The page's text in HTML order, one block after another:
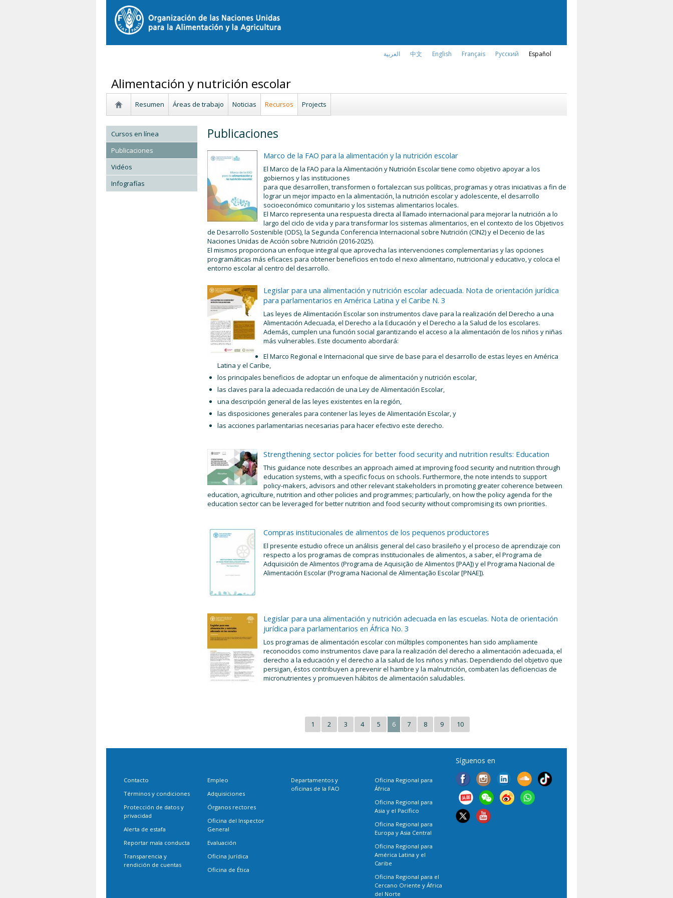
العربية 中文 English Français Русский Español
Alimentación y nutrición escolar
Resumen Áreas de trabajo Noticias Recursos Projects
Cursos en línea
Publicaciones
Vidéos
Infografías
Publicaciones
Marco de la FAO para la alimentación y la nutrición escolar
El Marco de la FAO para la Alimentación y Nutrición Escolar tiene como objetivo apoyar a los
gobiernos y las instituciones
para que desarrollen, transformen o fortalezcan sus políticas, programas y otras iniciativas a fin de
lograr un mejor impacto en la alimentación, la nutrición escolar y adolescente, el desarrollo
socioeconómico comunitario y los sistemas alimentarios locales.
El Marco representa una respuesta directa al llamado internacional para mejorar la nutrición a lo
largo del ciclo de vida y para transformar los sistemas alimentarios, en el contexto de los Objetivos
de Desarrollo Sostenible (ODS), la Segunda Conferencia Internacional sobre Nutrición (CIN2) y el Decenio de las
Naciones Unidas de Acción sobre Nutrición (2016-2025).
El mismos proporciona un enfoque integral que aprovecha las intervenciones complementarias y las opciones
programáticas más eficaces para obtener beneficios en todo el nexo alimentario, nutricional y educativo, y coloca el
entorno escolar al centro del desarrollo.
Legislar para una alimentación y nutrición escolar adecuada. Nota de orientación jurídica
para parlamentarios en América Latina y el Caribe N. 3
Las leyes de Alimentación Escolar son instrumentos clave para la realización del Derecho a una
Alimentación Adecuada, el Derecho a la Educación y el Derecho a la Salud de los escolares.
Además, cumplen una función social garantizando el acceso a la alimentación de los niños y niñas
más vulnerables. Este documento abordará:
El Marco Regional e Internacional que sirve de base para el desarrollo de estas leyes en América
Latina y el Caribe,
los principales beneficios de adoptar un enfoque de alimentación y nutrición escolar,
las claves para la adecuada redacción de una Ley de Alimentación Escolar,
una descripción general de las leyes existentes en la región,
las disposiciones generales para contener las leyes de Alimentación Escolar, y
las acciones parlamentarias necesarias para hacer efectivo este derecho.
Strengthening sector policies for better food security and nutrition results: Education
This guidance note describes an approach aimed at improving food security and nutrition through
education systems, with a specific focus on schools. Furthermore, the note intends to support
policy-makers, advisors and other relevant stakeholders in promoting greater coherence between
education, agriculture, nutrition and other policies and programmes; particularly, on how the policy agenda for the
education sector can be leveraged for better nutrition and food security without compromising its own priorities.
Compras institucionales de alimentos de los pequenos productores
El presente estudio ofrece un análisis general del caso brasileño y el proceso de aprendizaje con
respecto a los programas de compras institucionales de alimentos, a saber, el Programa de
Adquisición de Alimentos (Programa de Aquisição de Alimentos [PAA]) y el Programa Nacional de
Alimentación Escolar (Programa Nacional de Alimentação Escolar [PNAE]).
Legislar para una alimentación y nutrición adecuada en las escuelas. Nota de orientación
jurídica para parlamentarios en África No. 3
Los programas de alimentación escolar con múltiples componentes han sido ampliamente
reconocidos como instrumentos clave para la realización del derecho a alimentación adecuada, el
derecho a la educación y el derecho a la salud de los niños y niñas. Dependiendo del objetivo que
persigan, éstos contribuyen a prevenir el hambre y la malnutrición, combaten las deficiencias de
micronutrientes y promueven hábitos de alimentación saludables.
1 2 3 4 5 6 7 8 9 10
Contacto
Términos y condiciones
Protección de datos y
privacidad
Alerta de estafa
Reportar mala conducta
Transparencia y
rendición de cuentas
Empleo
Adquisiciones
Órganos rectores
Oficina del Inspector
General
Evaluación
Oficina Jurídica
Oficina de Ética
Departamentos y
oficinas de la FAO
Oficina Regional para
África
Oficina Regional para
Asia y el Pacífico
Oficina Regional para
Europa y Asia Central
Oficina Regional para
América Latina y el
Caribe
Oficina Regional para el
Cercano Oriente y África
del Norte
Síguenos en